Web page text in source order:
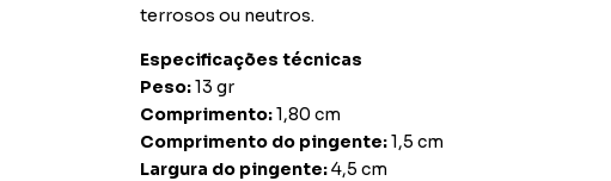
terrosos ou neutros.
Especificações técnicas
Peso:13 gr
Comprimento:1,80 cm
Comprimento do pingente:1,5 cm
Largura do pingente:4,5 cm